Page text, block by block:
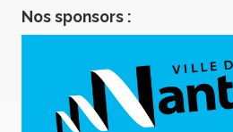
Nos sponsors :